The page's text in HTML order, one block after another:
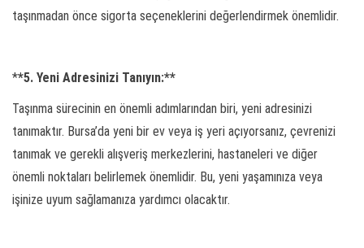
taşınmadan önce sigorta seçeneklerini değerlendirmek önemlidir.
**5. Yeni Adresinizi Tanıyın:**
Taşınma sürecinin en önemli adımlarından biri, yeni adresinizi
tanımaktır. Bursa’da yeni bir ev veya iş yeri açıyorsanız, çevrenizi
tanımak ve gerekli alışveriş merkezlerini, hastaneleri ve diğer
önemli noktaları belirlemek önemlidir. Bu, yeni yaşamınıza veya
işinize uyum sağlamanıza yardımcı olacaktır.